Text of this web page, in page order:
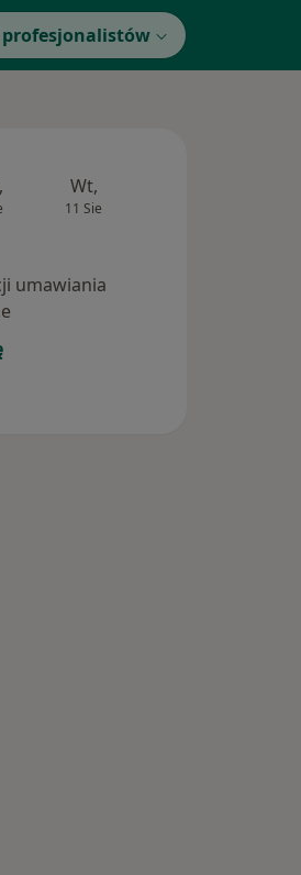
profesjonalistów
Wt,
11 Sie
umawiania